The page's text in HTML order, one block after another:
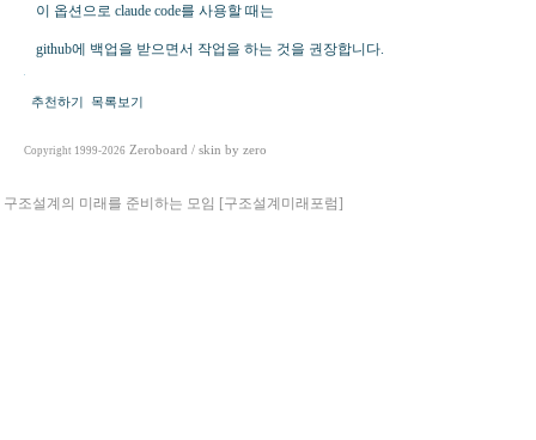
이 옵션으로 claude code를 사용할 때는
github에 백업을 받으면서 작업을 하는 것을 권장합니다.
추천하기 목록보기
Copyright 1999-2026 Zeroboard / skin by zero
구조설계의 미래를 준비하는 모임 [구조설계미래포럼]